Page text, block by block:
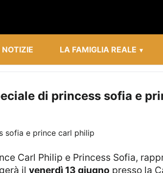
LA FAMIGLIA REALE
di princess sofia e
il venerdì 13 giugno presso la